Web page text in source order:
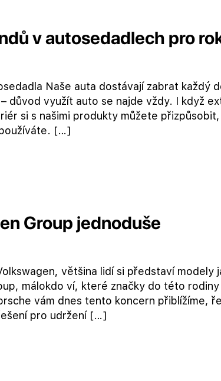
v autosedadlech pro
Naše auta dostávají zabrat každý
důvod využít auto se najde vždy. I když
si s našimi produkty můžete
[…]
Group jednoduše
většina lidí si představí modely
málokdo ví, které značky do této
vám dnes tento koncern přiblížíme,
pro udržení […]